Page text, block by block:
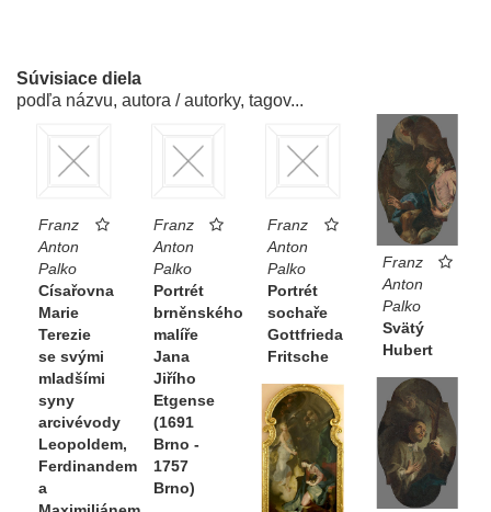
Súvisiace diela
podľa názvu, autora / autorky, tagov...
Franz
Anton
Palko
Císařovna
Marie
Terezie
se svými
mladšími
syny
arcivévody
Leopoldem,
Ferdinandem
a
Franz
Anton
Palko
Portrét
brněnského
malíře
Jana
Jiřího
Etgense
(1691
Brno -
1757
Brno)
Franz
Anton
Palko
Portrét
sochaře
Gottfrieda
Fritsche
Franz
Anton
Palko
Svätý
Hubert